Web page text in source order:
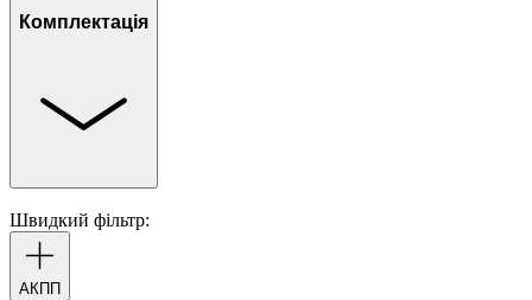
Комплектація
Швидкий фільтр:
АКПП